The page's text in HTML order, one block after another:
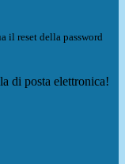
il reset della password
di posta elettronica!